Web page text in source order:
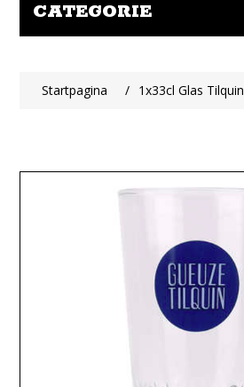
CATEGORIE
Startpagina / 1x33cl Glas Tilquin